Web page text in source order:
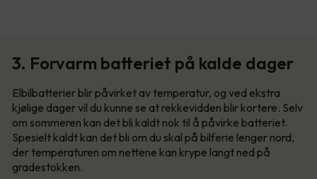
3. Forvarm batteriet på kalde dager
Elbilbatterier blir påvirket av temperatur, og ved ekstra
kjølige dager vil du kunne se at rekkevidden blir kortere. Selv
om sommeren kan det bli kaldt nok til å påvirke batteriet.
Spesielt kaldt kan det bli om du skal på bilferie lenger nord,
der temperaturen om nettene kan krype langt ned på
gradestokken.